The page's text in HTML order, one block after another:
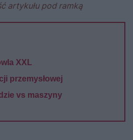
artykułu pod ramką
XXL
przemysłowej
vs maszyny